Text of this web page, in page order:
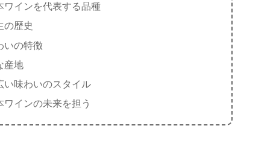
ワインを代表する品種
の歴史
いの特徴
産地
い味わいのスタイル
ワインの未来を担う